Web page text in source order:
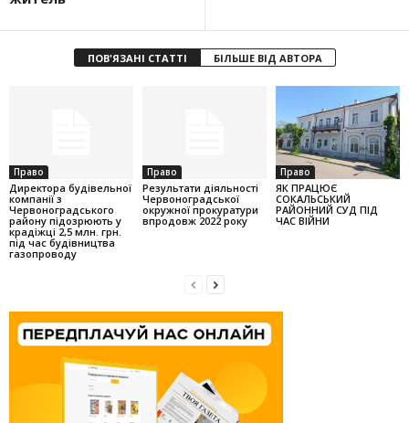
ПОВ'ЯЗАНІ СТАТТІ БІЛЬШЕ ВІД АВТОРА
Право
Директора будівельної
компанії з
Червоноградського
району підозрюють у
крадіжці 2,5 млн. грн.
під час будівництва
газопроводу
Право
Результати діяльності
Червоноградської
окружної прокуратури
впродовж 2022 року
Право
ЯК ПРАЦЮЄ
СОКАЛЬСЬКИЙ
РАЙОННИЙ СУД ПІД
ЧАС ВІЙНИ